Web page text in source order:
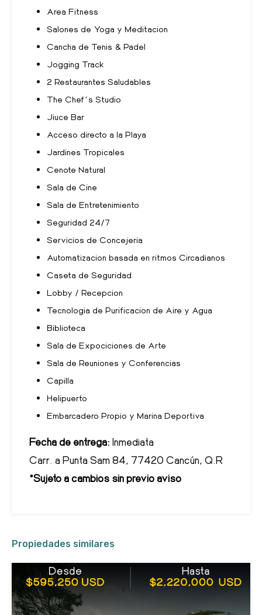
Area Fitness
Salones de Yoga y Meditacion
Cancha de Tenis & Padel
Jogging Track
2 Restaurantes Saludables
The Chef´s Studio
Jiuce Bar
Acceso directo a la Playa
Jardines Tropicales
Cenote Natural
Sala de Cine
Sala de Entretenimiento
Seguridad 24/7
Servicios de Concejeria
Automatizacion basada en ritmos Circadianos
Caseta de Seguridad
Lobby / Recepcion
Tecnologia de Purificacion de Aire y Agua
Biblioteca
Sala de Expociciones de Arte
Sala de Reuniones y Conferencias
Capilla
Helipuerto
Embarcadero Propio y Marina Deportiva
Fecha de entrega: Inmediata
Carr. a Punta Sam 84, 77420 Cancún, Q.R
*Sujeto a cambios sin previo aviso
Propiedades similares